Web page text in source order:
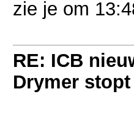
zie je om
RE: ICB
Drymer